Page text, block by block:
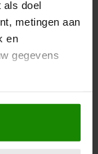
als doel
metingen aan
en
gegevens
kan zijn